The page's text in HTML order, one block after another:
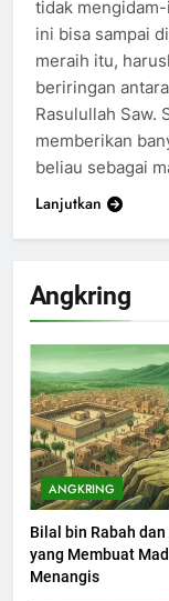
Angkring
ANGKRING
Bilal bin Rabah dan
yang Membuat
Menangis
200
201
tidak
ini bisa sampai
meraih itu,
beriringan
Rasulullah Saw.
memberikan
beliau sebagai
Lanjutkan